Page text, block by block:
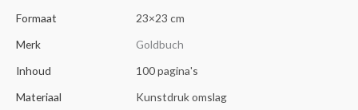
Formaat
23×23 cm
Merk
Goldbuch
Inhoud
100 pagina's
Materiaal
Kunstdruk omslag